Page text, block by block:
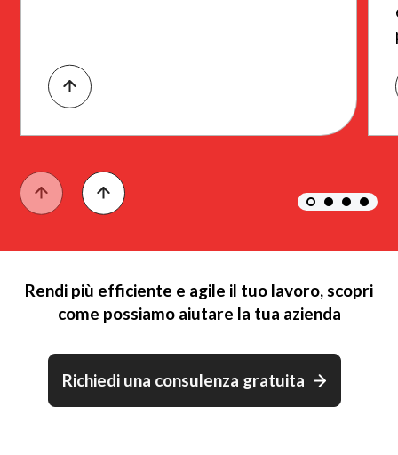
Rendi più efficiente e agile il tuo lavoro, scopri
come possiamo aiutare la tua azienda
Richiedi una consulenza gratuita